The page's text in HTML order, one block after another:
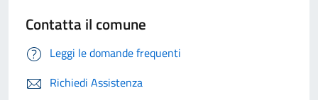
Contatta il comune
Leggi le domande frequenti
Richiedi Assistenza